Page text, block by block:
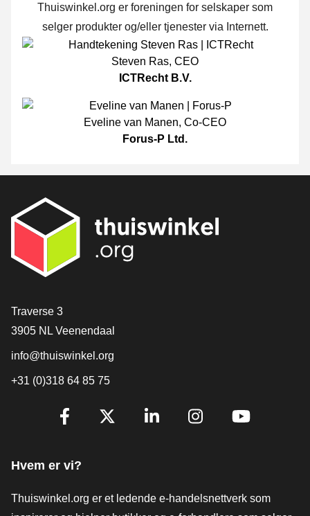
Thuiswinkel.org er foreningen for selskaper som
selger produkter og/eller tjenester via Internett.
Steven Ras, CEO
ICTRecht B.V.
Eveline van Manen, Co-CEO
Forus-P Ltd.
[_General:Contact]
Traverse 3
3905 NL Veenendaal
info@thuiswinkel.org
+31 (0)318 64 85 75
[_General:SocialMediaTitle]
Hvem er vi?
Thuiswinkel.org er et ledende e-handelsnettverk som